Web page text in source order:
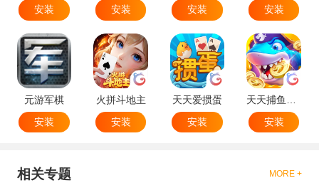
安装
安装
安装
安装
元游军棋
安装
火拼斗地主
安装
天天爱掼蛋
安装
安装
相关专题 MORE +